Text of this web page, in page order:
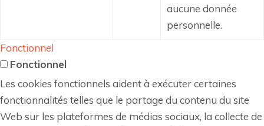
aucune donnée
personnelle.
Fonctionnel
Fonctionnel
Les cookies fonctionnels aident à exécuter certaines
fonctionnalités telles que le partage du contenu du site
Web sur les plateformes de médias sociaux, la collecte de